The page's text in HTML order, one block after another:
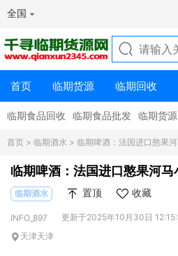
全国
首页 临期货源 临期回收
临期食品回收 临期食品批发 临期货源
首页 > 临期酒水 > 临期啤酒：法国进口憨果
临期啤酒：法国进口憨果河
临期酒水 置顶 收藏
INFO_897 更新于2025年10月30日
天津天津